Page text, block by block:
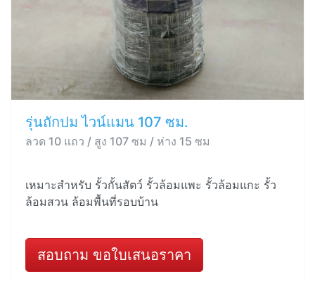
รุ่นถักปม ไวน์แมน 107 ซม.
ลวด 10 แถว / สูง 107 ซม / ห่าง 15 ซม
เหมาะสำหรับ รั้วกั้นสัตว์ รั้วล้อมแพะ รั้วล้อมแกะ รั้ว
ล้อมสวน ล้อมพื้นที่รอบบ้าน
สอบถาม ขอใบเสนอราคา